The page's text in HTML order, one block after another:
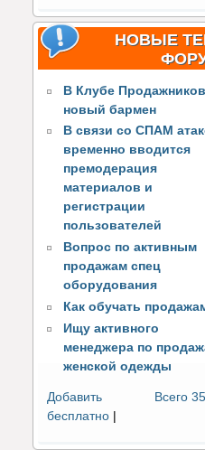
НОВЫЕ
В Клубе Продажников
новый бармен
В связи со СПАМ
временно вводится
премодерация
материалов и
регистрации
пользователей
Вопрос по активным
продажам спец
оборудования
Как обучать
Ищу активного
менеджера по
женской одежды
Всего
Добавить
бесплатно |